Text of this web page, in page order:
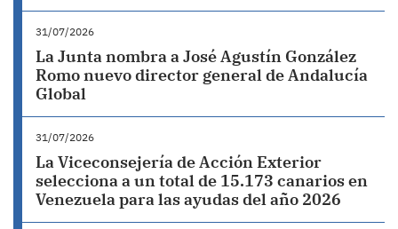
31/07/2026
La Junta nombra a José Agustín González
Romo nuevo director general de Andalucía
Global
31/07/2026
La Viceconsejería de Acción Exterior
selecciona a un total de 15.173 canarios en
Venezuela para las ayudas del año 2026